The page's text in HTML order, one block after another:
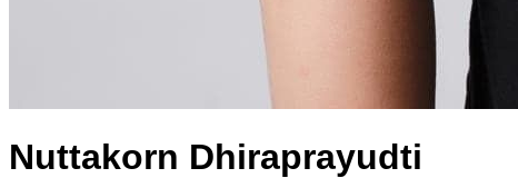
Nuttakorn Dhiraprayudti